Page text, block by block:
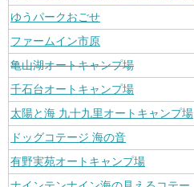
ゆうパークおごせ
ファームイン市原
亀山湖オートキャンプ場
千石台オートキャンプ場
太陽と海 九十九里オートキャンプ場
ドッグコテージ 海の音
有野実苑オートキャンプ場